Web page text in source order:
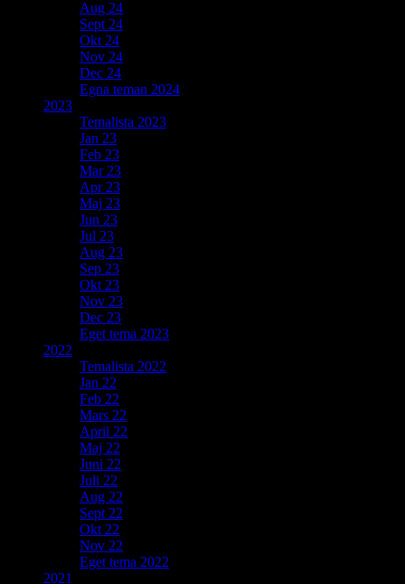
Aug 24
Sept 24
Okt 24
Nov 24
Dec 24
Egna teman 2024
2023
Temalista 2023
Jan 23
Feb 23
Mar 23
Apr 23
Maj 23
Jun 23
Jul 23
Aug 23
Sep 23
Okt 23
Nov 23
Dec 23
Eget tema 2023
2022
Temalista 2022
Jan 22
Feb 22
Mars 22
April 22
Maj 22
Juni 22
Juli 22
Aug 22
Sept 22
Okt 22
Nov 22
Eget tema 2022
2021